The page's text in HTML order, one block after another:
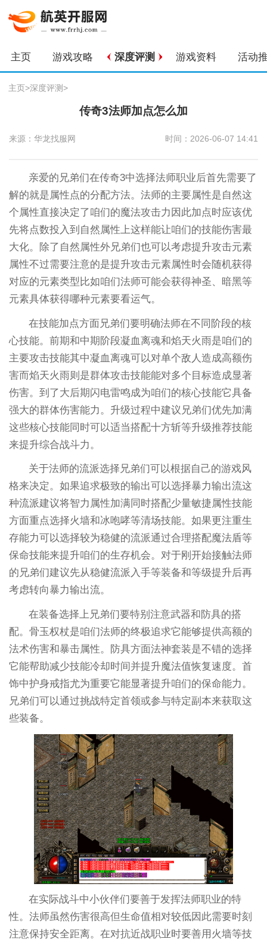
主页 游戏攻略 深度评测 游戏资料 活动
主页>深度评测>
传奇3法师加点怎么加
来源：华龙找服网 时间：2026-06-07 14:41
亲爱的兄弟们在传奇3中选择法师职业后首先需要了
解的就是属性点的分配方法。法师的主要属性是自然这
个属性直接决定了咱们的魔法攻击力因此加点时应该优
先将点数投入到自然属性上这样能让咱们的技能伤害最
大化。除了自然属性外兄弟们也可以考虑提升攻击元素
属性不过需要注意的是提升攻击元素属性时会随机获得
对应的元素类型比如咱们法师可能会获得神圣、暗黑等
元素具体获得哪种元素要看运气。
在技能加点方面兄弟们要明确法师在不同阶段的核
心技能。前期和中期阶段凝血离魂和焰天火雨是咱们的
主要攻击技能其中凝血离魂可以对单个敌人造成高额伤
害而焰天火雨则是群体攻击技能能对多个目标造成显著
伤害。到了大后期闪电雷鸣成为咱们的核心技能它具备
强大的群体伤害能力。升级过程中建议兄弟们优先加满
这些核心技能同时可以适当搭配十方斩等升级推荐技能
来提升综合战斗力。
关于法师的流派选择兄弟们可以根据自己的游戏风
格来决定。如果追求极致的输出可以选择暴力输出流这
种流派建议将智力属性加满同时搭配少量敏捷属性技能
方面重点选择火墙和冰咆哮等清场技能。如果更注重生
存能力可以选择较为稳健的流派通过合理搭配魔法盾等
保命技能来提升咱们的生存机会。对于刚开始接触法师
的兄弟们建议先从稳健流派入手等装备和等级提升后再
考虑转向暴力输出流。
在装备选择上兄弟们要特别注意武器和防具的搭
配。骨玉权杖是咱们法师的终极追求它能够提供高额的
法术伤害和暴击属性。防具方面法神套装是不错的选择
它能帮助减少技能冷却时间并提升魔法值恢复速度。首
饰中护身戒指尤为重要它能显著提升咱们的保命能力。
兄弟们可以通过挑战特定首领或参与特定副本来获取这
些装备。
在实际战斗中小伙伴们要善于发挥法师职业的特
性。法师虽然伤害很高但生命值相对较低因此需要时刻
注意保持安全距离。在对抗近战职业时要善用火墙等技